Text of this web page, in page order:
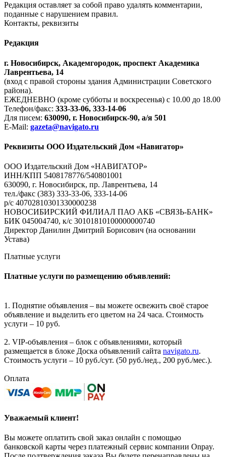
Редакция оставляет за собой право удалять комментарии,
поданные с нарушением правил.
Контакты, реквизиты
Редакция
г. Новосибирск, Академгородок, проспект Академика
Лаврентьева, 14
(вход с правой стороны здания Администрации Советского
района).
ЕЖЕДНЕВНО (кроме субботы и воскресенья) с 10.00 до 18.00
Телефон/факс: 333-33-06, 333-14-06
Для писем: 630090, г. Новосибирск-90, а/я 501
E-Mail: gazeta@navigato.ru
Реквизиты ООО Издательский Дом «Навигатор»
ООО Издательский Дом «НАВИГАТОР»
ИНН/КПП 5408178776/540801001
630090, г. Новосибирск, пр. Лаврентьева, 14
тел./факс (383) 333-33-06, 333-14-06
р/с 40702810301330000238
НОВОСИБИРСКИЙ ФИЛИАЛ ПАО АКБ «СВЯЗЬ-БАНК»
БИК 045004740, к/с 30101810100000000740
Директор Данилин Дмитрий Борисович (на основании
Устава)
Платные услуги
Платные услуги по размещению объявлений:
1. Поднятие объявления – вы можете освежить своё старое
объявление и выделить его цветом на 24 часа. Стоимость
услуги – 10 руб.
2. VIP-объявления – блок с объявлениями, который
размещается в блоке Доска объявлений сайта navigato.ru.
Стоимость услуги – 10 руб./сут. (50 руб./нед., 200 руб./мес.).
Оплата
Уважаемый клиент!
Вы можете оплатить свой заказ онлайн с помощью
банковской карты через платежный сервис компании Onpay.